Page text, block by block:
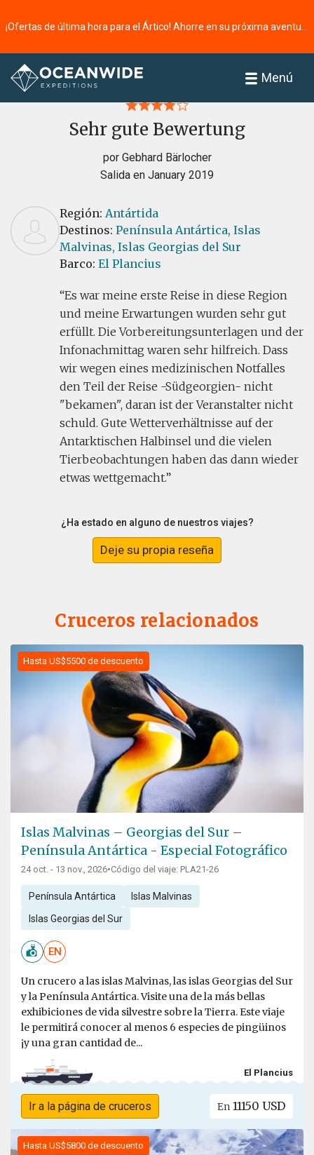
Menú
Página principal
Sehr gute Bewertung
por Gebhard Bärlocher
Salida en January 2019
Región: Antártida
Destinos: Península Antártica, Islas
Malvinas, Islas Georgias del Sur
Barco: El Plancius
Es war meine erste Reise in diese Region
und meine Erwartungen wurden sehr gut
erfüllt. Die Vorbereitungsunterlagen und der
Infonachmittag waren sehr hilfreich. Dass
wir wegen eines medizinischen Notfalles
den Teil der Reise -Südgeorgien- nicht
"bekamen", daran ist der Veranstalter nicht
schuld. Gute Wetterverhältnisse auf der
Antarktischen Halbinsel und die vielen
Tierbeobachtungen haben das dann wieder
etwas wettgemacht.
¿Ha estado en alguno de nuestros viajes?
Deje su propia reseña
Cruceros relacionados
Hasta US$5500 de descuento
Islas Malvinas – Georgias del Sur –
Península Antártica - Especial Fotográfico
24 oct. - 13 nov., 2026•Código del viaje: PLA21-26
Península Antártica Islas Malvinas
Islas Georgias del Sur
EN
Un crucero a las islas Malvinas, las islas Georgias del Sur
y la Península Antártica. Visite una de la más bellas
exhibiciones de vida silvestre sobre la Tierra. Este viaje
le permitirá conocer al menos 6 especies de pingüinos
¡y una gran cantidad de...
El Plancius
Ir a la página de cruceros En 11150 USD
Hasta US$5800 de descuento